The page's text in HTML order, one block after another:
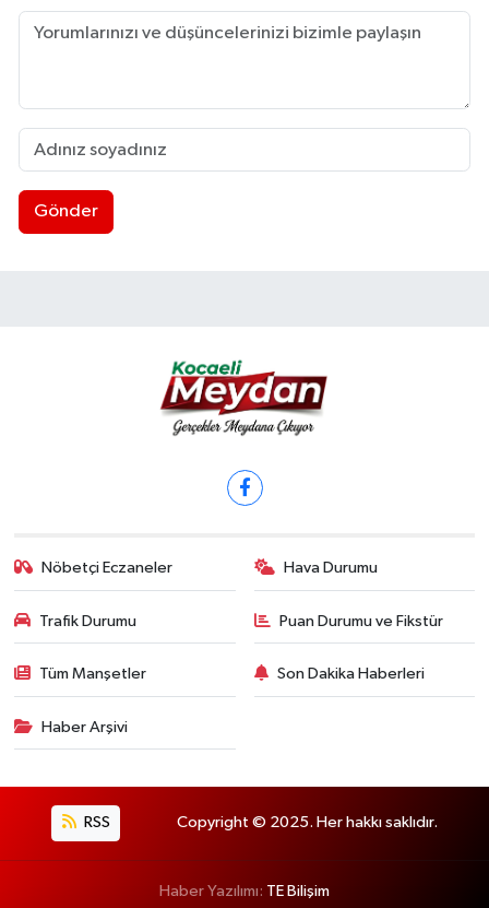
Gönder
Nöbetçi Eczaneler Hava Durumu
Trafik Durumu Puan Durumu ve Fikstür
Tüm Manşetler Son Dakika Haberleri
Haber Arşivi
RSS Copyright © 2025. Her hakkı saklıdır.
Haber Yazılımı: TE Bilişim